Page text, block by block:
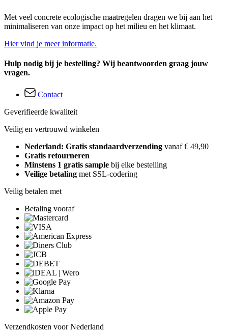
Met veel concrete ecologische maatregelen dragen we bij aan het
minimaliseren van onze impact op het milieu en het klimaat.
Hier vind je meer informatie.
Hulp nodig bij je bestelling? Wij beantwoorden graag jouw
vragen.
Contact
Geverifieerde kwaliteit
Veilig en vertrouwd winkelen
Nederland: Gratis standaardverzending vanaf € 49,90
Gratis retourneren
Minstens 1 gratis sample bij elke bestelling
Veilige betaling met SSL-codering
Veilig betalen met
Betaling vooraf
Verzendkosten voor Nederland